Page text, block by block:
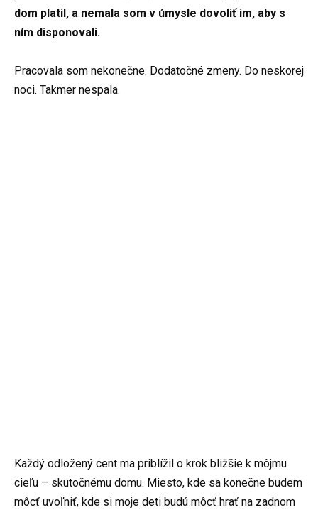
dom platil, a nemala som v úmysle dovoliť im, aby s
ním disponovali.
Pracovala som nekonečne. Dodatočné zmeny. Do neskorej
noci. Takmer nespala.
Každý odložený cent ma priblížil o krok bližšie k môjmu
cieľu – skutočnému domu. Miesto, kde sa konečne budem
môcť uvoľniť, kde si moje deti budú môcť hrať na zadnom